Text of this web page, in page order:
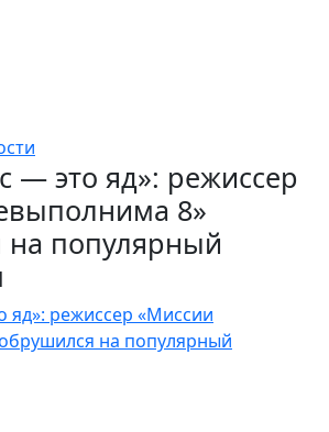
— это яд»: режиссер
8»
популярный
яд»: режиссер «Миссии
на популярный